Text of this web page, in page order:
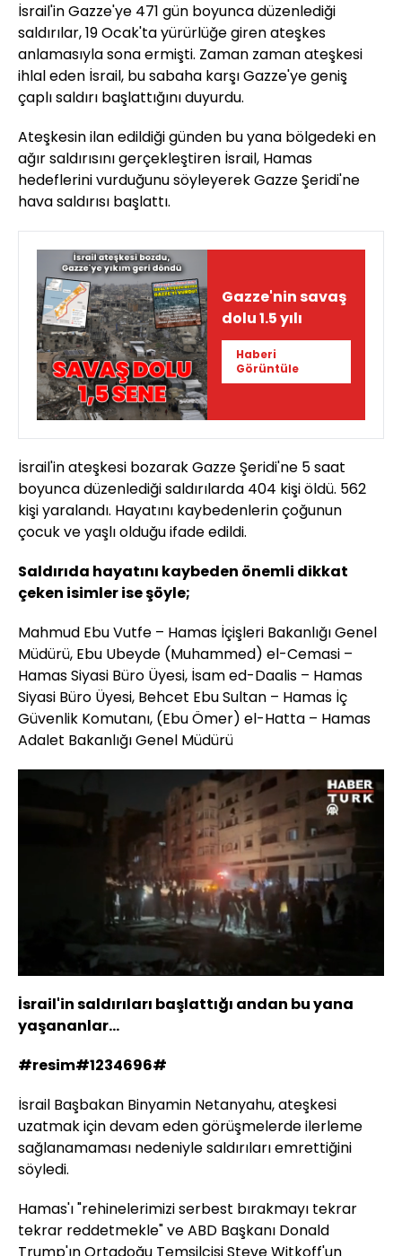
İsrail'in Gazze'ye 471 gün boyunca düzenlediği
saldırılar, 19 Ocak'ta yürürlüğe giren ateşkes
anlamasıyla sona ermişti. Zaman zaman ateşkesi
ihlal eden İsrail, bu sabaha karşı Gazze'ye geniş
çaplı saldırı başlattığını duyurdu.
Ateşkesin ilan edildiği günden bu yana bölgedeki en
ağır saldırısını gerçekleştiren İsrail, Hamas
hedeflerini vurduğunu söyleyerek Gazze Şeridi'ne
hava saldırısı başlattı.
Gazze'nin savaş
dolu 1.5 yılı
Haberi
Görüntüle
İsrail'in ateşkesi bozarak Gazze Şeridi'ne 5 saat
boyunca düzenlediği saldırılarda 404 kişi öldü. 562
kişi yaralandı. Hayatını kaybedenlerin çoğunun
çocuk ve yaşlı olduğu ifade edildi.
Saldırıda hayatını kaybeden önemli dikkat
çeken isimler ise şöyle;
Mahmud Ebu Vutfe – Hamas İçişleri Bakanlığı Genel
Müdürü, Ebu Ubeyde (Muhammed) el-Cemasi –
Hamas Siyasi Büro Üyesi, İsam ed-Daalis – Hamas
Siyasi Büro Üyesi, Behcet Ebu Sultan – Hamas İç
Güvenlik Komutanı, (Ebu Ömer) el-Hatta – Hamas
Adalet Bakanlığı Genel Müdürü
Sesi
Aç
Yüklendi:
Hızı
İsrail'in saldırıları başlattığı andan bu yana
yaşananlar...
#resim#1234696#
İsrail Başbakan Binyamin Netanyahu, ateşkesi
uzatmak için devam eden görüşmelerde ilerleme
sağlanamaması nedeniyle saldırıları emrettiğini
söyledi.
Hamas'ı "rehinelerimizi serbest bırakmayı tekrar
tekrar reddetmekle" ve ABD Başkanı Donald
Trump'ın Ortadoğu Temsilcisi Steve Witkoff'un